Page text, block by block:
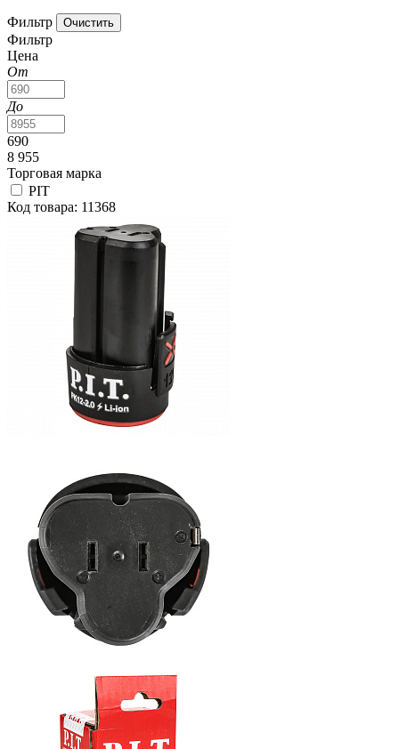
Фильтр
Фильтр
Цена
От
До
690
8 955
Торговая марка
PIT
Код товара: 11368